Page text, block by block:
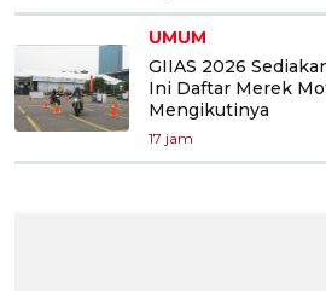
UMUM
GIIAS 2026
Ini Daftar Merek
Mengikutinya
17 jam